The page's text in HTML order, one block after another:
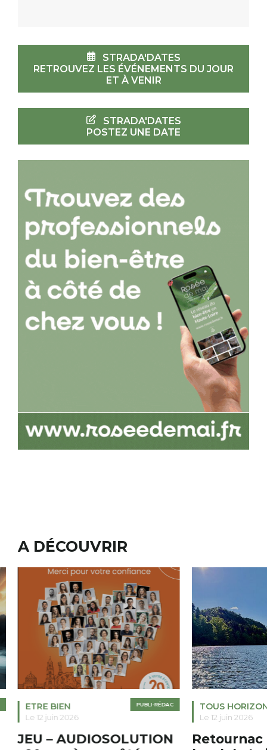
STRADA'DATES
RETROUVEZ LES ÉVÉNEMENTS DU JOUR
ET À VENIR
STRADA'DATES
POSTEZ UNE DATE
A DÉCOUVRIR
PUBLI-RÉDAC
ETRE BIEN
Le 12 juin 2026
JEU – AUDIOSOLUTION
TOUS
Le 12 juin 2026
Retournac